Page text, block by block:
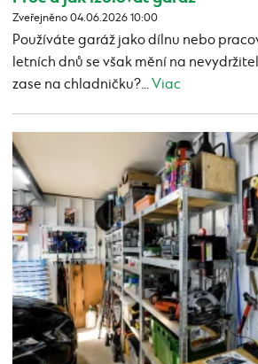
Zveřejněno 04.06.2026 10:00
Používáte garáž jako dílnu nebo
letních dnů se však mění na
zase na chladničku?...Viac